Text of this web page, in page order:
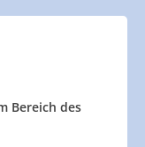
Bereich des